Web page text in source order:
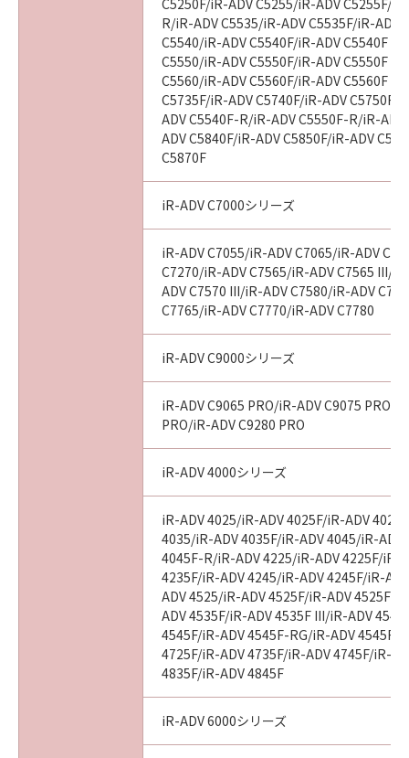
本契約書中で定義される「本ソフトウェア」を
意味し、指し示すものとします。
本契約書のいずれかの条項またはその一部が法
律により無効であると決定された場合でも、そ
の他の条項は完全に有効に存続するものとしま
キヤノン株式会社
No. I010G021619
C5250F/iR-ADV C5255/iR-ADV C5255F/
R/iR-ADV C5535/iR-ADV C5535F/iR-ADV
C5540/iR-ADV C5540F/iR-ADV C5540F
C5550/iR-ADV C5550F/iR-ADV C5550F
C5560/iR-ADV C5560F/iR-ADV C5560F
C5735F/iR-ADV C5740F/iR-ADV C5750F/
ADV C5540F-R/iR-ADV C5550F-R/iR-
ADV C5840F/iR-ADV C5850F/iR-ADV
C5870F
iR-ADV C7000シリーズ
iR-ADV C7055/iR-ADV C7065/iR-ADV
C7270/iR-ADV C7565/iR-ADV C7565 III/
ADV C7570 III/iR-ADV C7580/iR-ADV
C7765/iR-ADV C7770/iR-ADV C7780
iR-ADV C9000シリーズ
iR-ADV C9065 PRO/iR-ADV C9075 PRO/
PRO/iR-ADV C9280 PRO
iR-ADV 4000シリーズ
iR-ADV 4025/iR-ADV 4025F/iR-ADV
4035/iR-ADV 4035F/iR-ADV 4045/iR-ADV
4045F-R/iR-ADV 4225/iR-ADV 4225F/iR-
4235F/iR-ADV 4245/iR-ADV 4245F/iR-
ADV 4525/iR-ADV 4525F/iR-ADV 4525F
ADV 4535F/iR-ADV 4535F III/iR-ADV
4545F/iR-ADV 4545F-RG/iR-ADV 4545F
4725F/iR-ADV 4735F/iR-ADV 4745F/iR-
4835F/iR-ADV 4845F
iR-ADV 6000シリーズ